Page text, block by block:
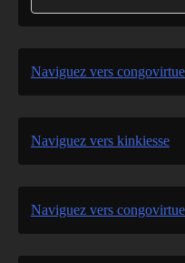
Naviguez vers
Naviguez vers kinkiesse
Naviguez vers